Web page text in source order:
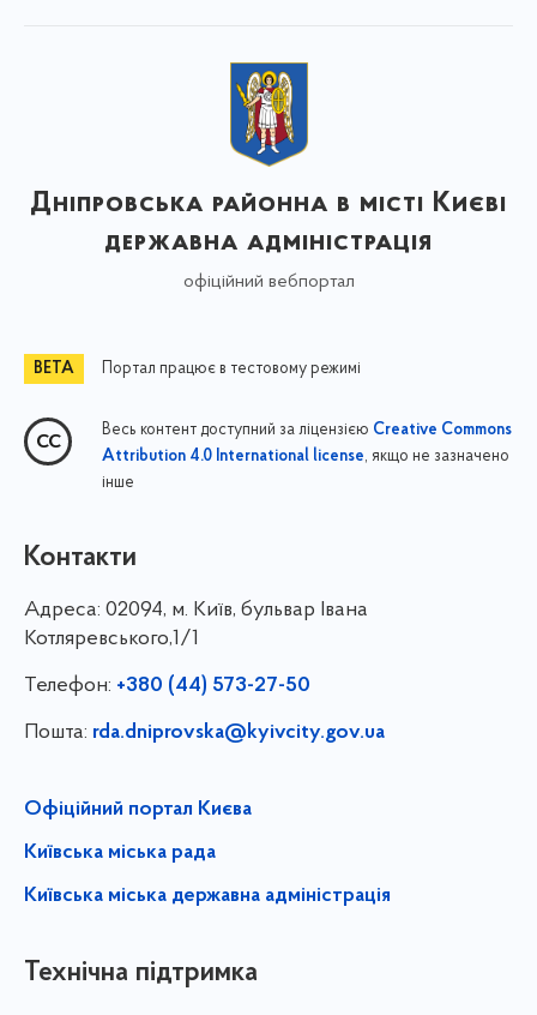
Дніпровська районна в місті Києві
державна адміністрація
офіційний вебпортал
Портал працює в тестовому режимі
Весь контент доступний за ліцензією Creative Commons
Attribution 4.0 International license, якщо не зазначено
інше
Контакти
Адреса: 02094, м. Київ, бульвар Івана
Котляревського,1/1
Телефон: +380 (44) 573-27-50
Пошта: rda.dniprovska@kyivcity.gov.ua
Офіційний портал Києва
Київська міська рада
Київська міська державна адміністрація
Технічна підтримка